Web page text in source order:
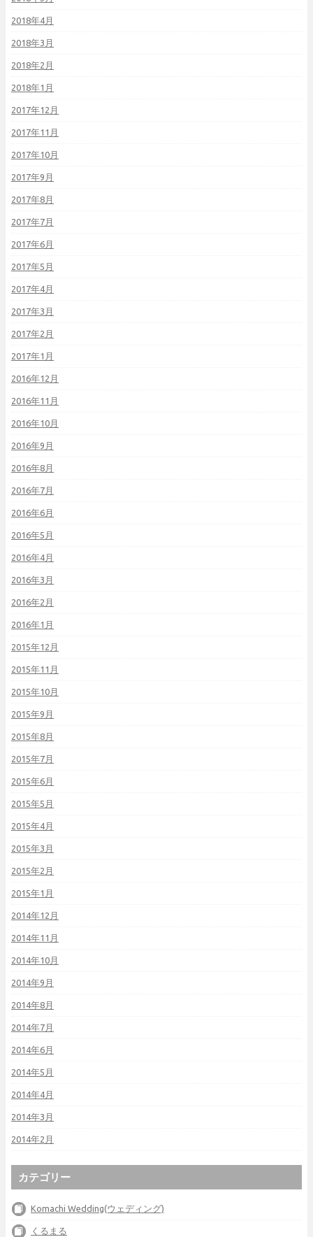
2018年4月
2018年3月
2018年2月
2018年1月
2017年12月
2017年11月
2017年10月
2017年9月
2017年8月
2017年7月
2017年6月
2017年5月
2017年4月
2017年3月
2017年2月
2017年1月
2016年12月
2016年11月
2016年10月
2016年9月
2016年8月
2016年7月
2016年6月
2016年5月
2016年4月
2016年3月
2016年2月
2016年1月
2015年12月
2015年11月
2015年10月
2015年9月
2015年8月
2015年7月
2015年6月
2015年5月
2015年4月
2015年3月
2015年2月
2015年1月
2014年12月
2014年11月
2014年10月
2014年9月
2014年8月
2014年7月
2014年6月
2014年5月
2014年4月
2014年3月
2014年2月
カテゴリー
Komachi Wedding(ウェディング)
くるまる